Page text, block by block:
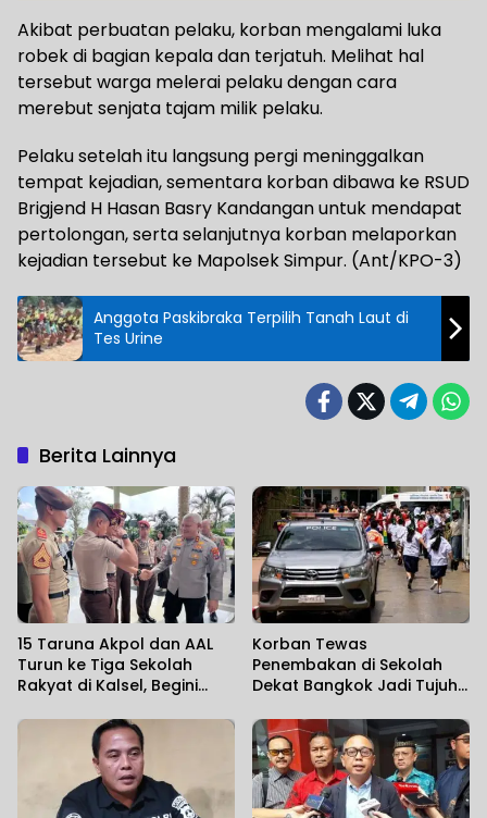
Akibat perbuatan pelaku, korban mengalami luka
robek di bagian kepala dan terjatuh. Melihat hal
tersebut warga melerai pelaku dengan cara
merebut senjata tajam milik pelaku.
Pelaku setelah itu langsung pergi meninggalkan
tempat kejadian, sementara korban dibawa ke RSUD
Brigjend H Hasan Basry Kandangan untuk mendapat
pertolongan, serta selanjutnya korban melaporkan
kejadian tersebut ke Mapolsek Simpur. (Ant/KPO-3)
Anggota Paskibraka Terpilih Tanah Laut di
Tes Urine
Berita Lainnya
15 Taruna Akpol dan AAL
Turun ke Tiga Sekolah
Rakyat di Kalsel, Begini
Korban Tewas
Penembakan di Sekolah
Dekat Bangkok Jadi Tujuh